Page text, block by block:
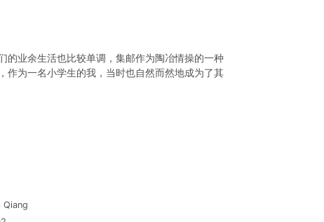
的业余生活也比较单调，集邮作为陶冶情操的一种
作为一名小学生的我，当时也自然而然地成为了其